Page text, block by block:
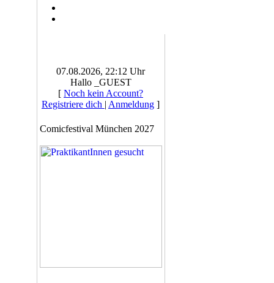
07.08.2026, 22:12 Uhr
Hallo _GUEST
[ Noch kein Account?
Registriere dich | Anmeldung ]
Comicfestival München 2027